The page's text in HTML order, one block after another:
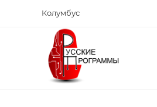
Колумбус